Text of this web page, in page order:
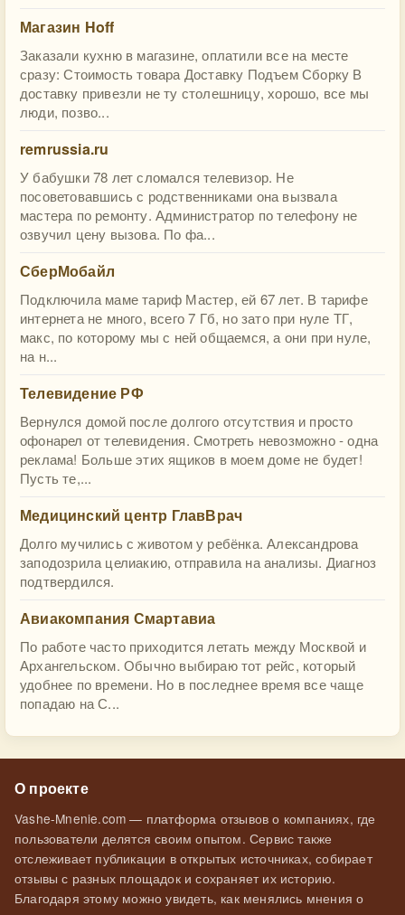
Магазин Hoff
Заказали кухню в магазине, оплатили все на месте
сразу: Стоимость товара Доставку Подъем Сборку В
доставку привезли не ту столешницу, хорошо, все мы
люди, позво...
remrussia.ru
У бабушки 78 лет сломался телевизор. Не
посоветовавшись с родственниками она вызвала
мастера по ремонту. Администратор по телефону не
озвучил цену вызова. По фа...
СберМобайл
Подключила маме тариф Мастер, ей 67 лет. В тарифе
интернета не много, всего 7 Гб, но зато при нуле ТГ,
макс, по которому мы с ней общаемся, а они при нуле,
на н...
Телевидение РФ
Вернулся домой после долгого отсутствия и просто
офонарел от телевидения. Смотреть невозможно - одна
реклама! Больше этих ящиков в моем доме не будет!
Пусть те,...
Медицинский центр ГлавВрач
Долго мучились с животом у ребёнка. Александрова
заподозрила целиакию, отправила на анализы. Диагноз
подтвердился.
Авиакомпания Смартавиа
По работе часто приходится летать между Москвой и
Архангельском. Обычно выбираю тот рейс, который
удобнее по времени. Но в последнее время все чаще
попадаю на С...
О проекте
Vashe-Mnenie.com — платформа отзывов о компаниях, где
пользователи делятся своим опытом. Сервис также
отслеживает публикации в открытых источниках, собирает
отзывы с разных площадок и сохраняет их историю.
Благодаря этому можно увидеть, как менялись мнения о